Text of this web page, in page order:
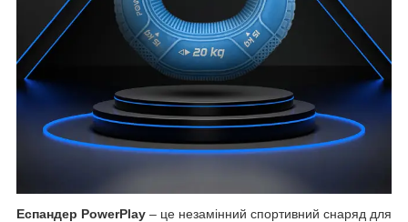
Еспандер PowerPlay – це незамінний спортивний снаряд для